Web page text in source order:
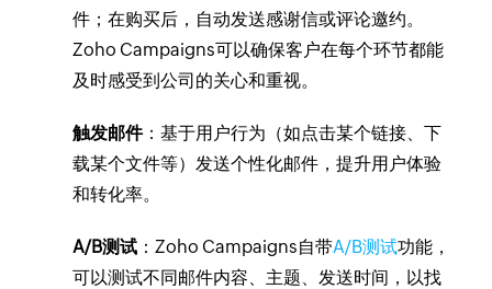
件；在购买后，自动发送感谢信或评论邀约。
Zoho Campaigns可以确保客户在每个环节都能
及时感受到公司的关心和重视。
触发邮件：基于用户行为（如点击某个链接、下
载某个文件等）发送个性化邮件，提升用户体验
和转化率。
A/B测试 ：Zoho Campaigns自带A/B测试功能，
可以测试不同邮件内容、主题、发送时间，以找